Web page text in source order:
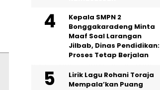
Kepala SMPN 2
Bonggakaradeng Minta
Maaf Soal Larangan
Jilbab, Dinas Pendidikan:
Proses Tetap Berjalan
Lirik Lagu Rohani Toraja
Mempala’kan Puang